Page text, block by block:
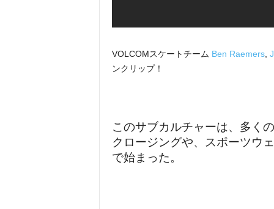
VOLCOMスケートチーム Ben Raemers,
ンクリップ！
このサブカルチャーは、多く
クロージングや、スポーツウ
で始まった。